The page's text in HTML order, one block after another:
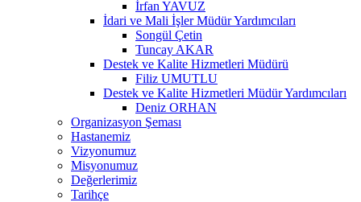
İrfan YAVUZ
İdari ve Mali İşler Müdür Yardımcıları
Songül Çetin
Tuncay AKAR
Destek ve Kalite Hizmetleri Müdürü
Filiz UMUTLU
Destek ve Kalite Hizmetleri Müdür Yardımcıları
Deniz ORHAN
Organizasyon Şeması
Hastanemiz
Vizyonumuz
Misyonumuz
Değerlerimiz
Tarihçe